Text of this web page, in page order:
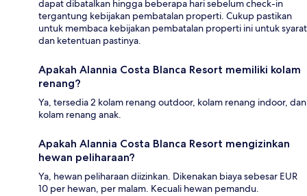
dapat dibatalkan hingga beberapa hari sebelum check-in
tergantung kebijakan pembatalan properti. Cukup pastikan
untuk membaca kebijakan pembatalan properti ini untuk syarat
dan ketentuan pastinya.
Apakah Alannia Costa Blanca Resort memiliki kolam
renang?
Ya, tersedia 2 kolam renang outdoor, kolam renang indoor, dan
kolam renang anak.
Apakah Alannia Costa Blanca Resort mengizinkan
hewan peliharaan?
Ya, hewan peliharaan diizinkan. Dikenakan biaya sebesar EUR
10 per hewan, per malam. Kecuali hewan pemandu.